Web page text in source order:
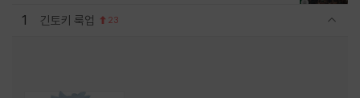
1 긴토키 룩업 23